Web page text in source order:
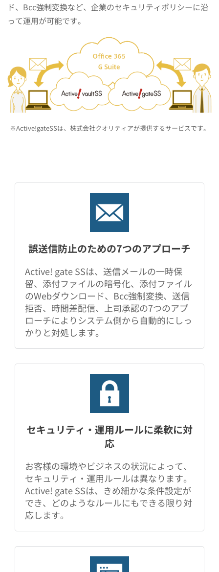
ド、Bcc強制変換など、企業のセキュリティポリシーに沿
って運用が可能です。
※Active!gateSSは、株式会社クオリティアが提供するサービスです。
誤送信防止のための7つのアプローチ
Active! gate SSは、送信メールの一時保
留、添付ファイルの暗号化、添付ファイル
のWebダウンロード、Bcc強制変換、送信
拒否、時間差配信、上司承認の7つのアプ
ローチによりシステム側から自動的にしっ
かりと対処します。
セキュリティ・運用ルールに柔軟に対
応
お客様の環境やビジネスの状況によって、
セキュリティ・運用ルールは異なります。
Active! gate SSは、きめ細かな条件設定が
でき、どのようなルールにもできる限り対
応します。